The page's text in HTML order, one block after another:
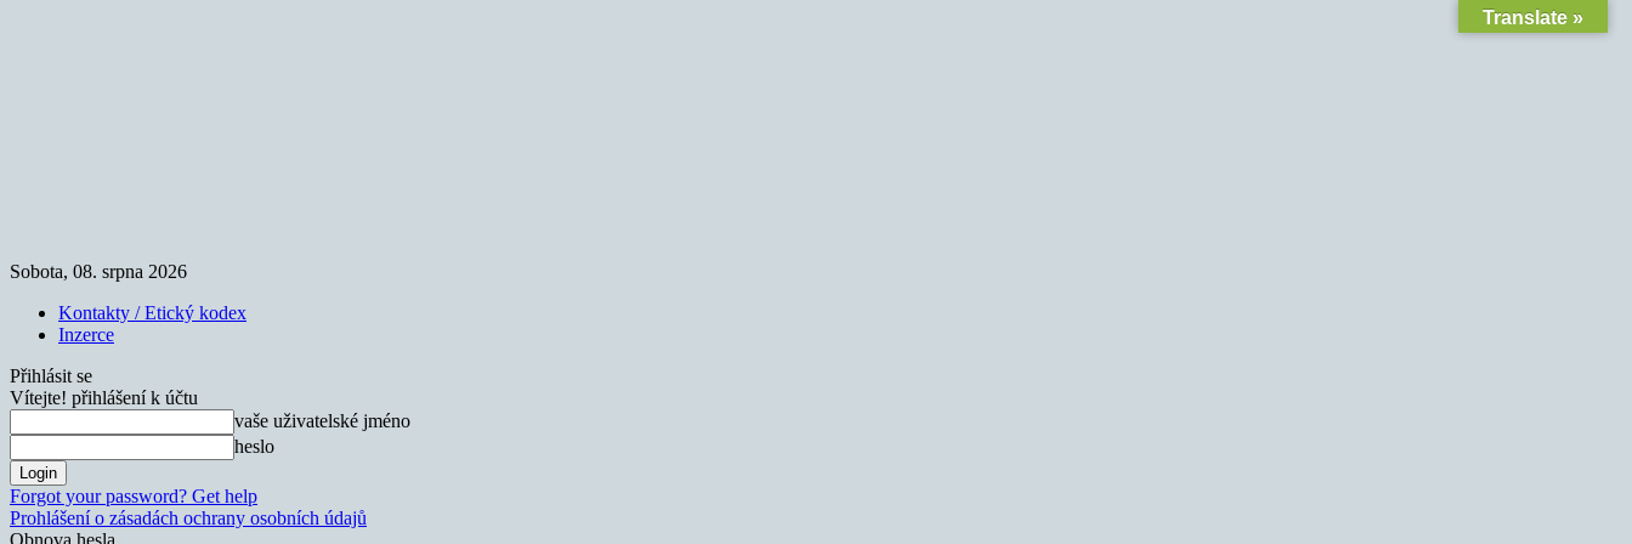
Sobota, 08. srpna 2026
Kontakty / Etický kodex
Inzerce
Přihlásit se
Vítejte! přihlášení k účtu
vaše uživatelské jméno
heslo
Forgot your password? Get help
Prohlášení o zásadách ochrany osobních údajů
Obnova hesla
Translate »